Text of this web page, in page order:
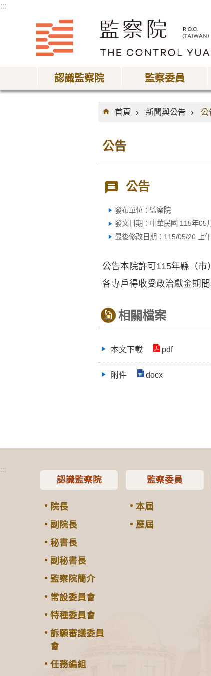
:::
認識監察院 監察委員
:::
首頁
新聞與公告 公
公告
公告
發布單位：監察院
發文日期：中華民國 115年05
最後修改日期：115/05/20 上
公告本院許可115年縣（
各專戶得收受政治獻金期
相關檔案
本文下載 pdf
附件 docx
:::
認識監察院
院長
副院長
秘書長
副秘書長
監察院簡介
常設委員會
特種委員會
訴願審議委員
會
任務編組
監察委員
本屆
歷屆